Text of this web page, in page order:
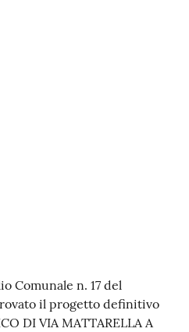
Comunale n. 17 del
il progetto definitivo
DI VIA MATTARELLA A